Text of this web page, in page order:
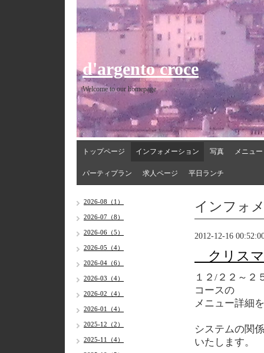
d'argento croce
Welcome to our homepage
トップページ インフォメーション 写真 メニュー
パーティプラン 求人ページ 平日ランチ
インフォ
2012-12-16
クリスマ
１２/２２～２
コースの
メニュー詳細
システムの関
いたします。
2026-08（1）
2026-07（8）
2026-06（5）
2026-05（4）
2026-04（6）
2026-03（4）
2026-02（4）
2026-01（4）
2025-12（2）
2025-11（4）